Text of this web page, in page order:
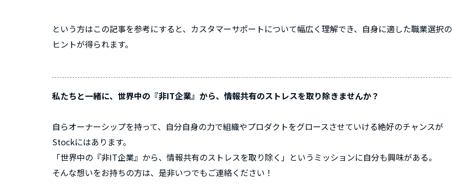
という方はこの記事を参考にすると、カスタマーサポートについて幅広く理解でき、自身に適した職業選択の
ヒントが得られます。
私たちと一緒に、世界中の『非IT企業』から、情報共有のストレスを取り除きませんか？
自らオーナーシップを持って、自分自身の力で組織やプロダクトをグロースさせていける絶好のチャンスが
Stockにはあります。
「世界中の『非IT企業』から、情報共有のストレスを取り除く」というミッションに自分も興味がある。
そんな想いをお持ちの方は、是非いつでもご連絡ください！